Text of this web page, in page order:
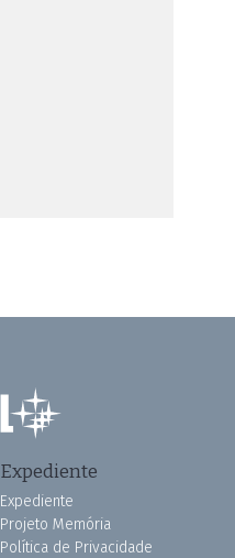
Expediente
Expediente
Projeto Memória
Política de Privacidade